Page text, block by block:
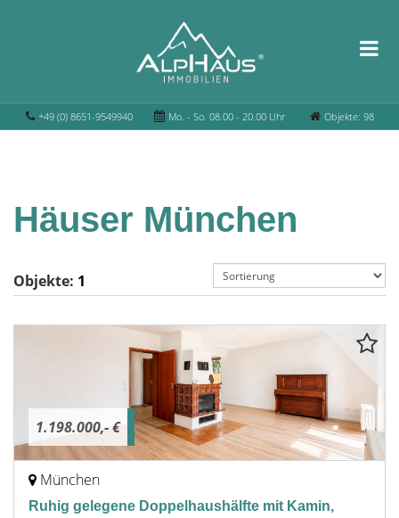
+49 (0) 8651-9549940 Mo. - So. 08.00 - 20.00 Uhr Objekte: 98
Häuser München
Objekte: 1
1.198.000,- €
München
Ruhig gelegene Doppelhaushälfte mit Kamin,